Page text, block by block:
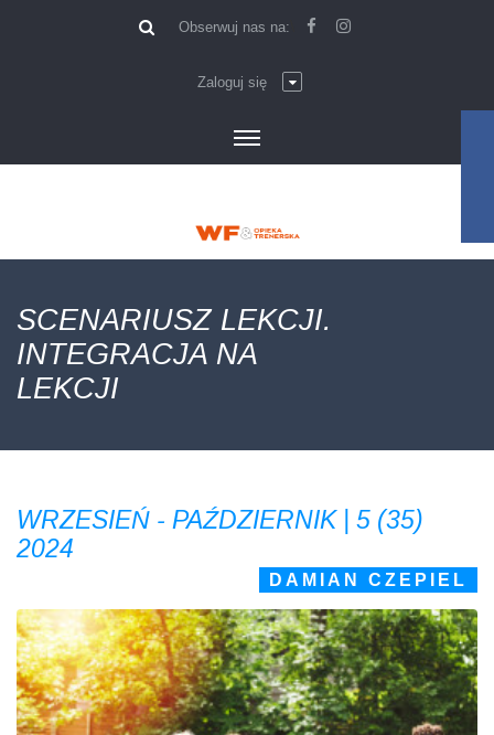
Obserwuj nas na:
Zaloguj się
SCENARIUSZ LEKCJI.
INTEGRACJA NA
LEKCJI
WRZESIEŃ - PAŹDZIERNIK | 5 (35)
2024
DAMIAN CZEPIEL